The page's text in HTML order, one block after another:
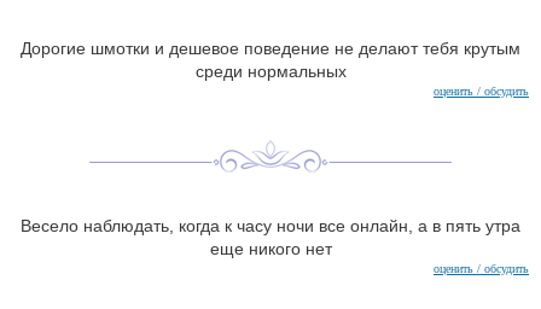
Дорогие шмотки и дешевое поведение не делают тебя крутым
среди нормальных
оценить / обсудить
Весело наблюдать, когда к часу ночи все онлайн, а в пять утра
еще никого нет
оценить / обсудить